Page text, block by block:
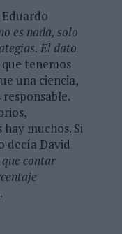
es nada, solo
El dato
tenemos
una ciencia,
muchos. Si
decía David
contar